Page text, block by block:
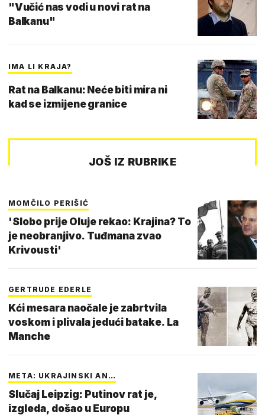
"Vučić nas vodi u novi rat na
Balkanu"
IMA LI KRAJA?
Rat na Balkanu: Neće biti mira ni
kad se izmijene granice
JOŠ IZ RUBRIKE
MOMČILO PERIŠIĆ
'Slobo prije Oluje rekao: Krajina? To
je neobranjivo. Tuđmana zvao
Krivousti'
GERTRUDE EDERLE
Kći mesara naočale je zabrtvila
voskom i plivala jedući batake. La
Manche
META: UKRAJINSKI AN…
Slučaj Leipzig: Putinov rat je,
izgleda, došao u Europu